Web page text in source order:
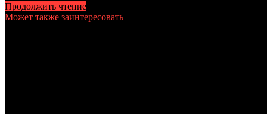
Продолжить чтение
Может также заинтересовать